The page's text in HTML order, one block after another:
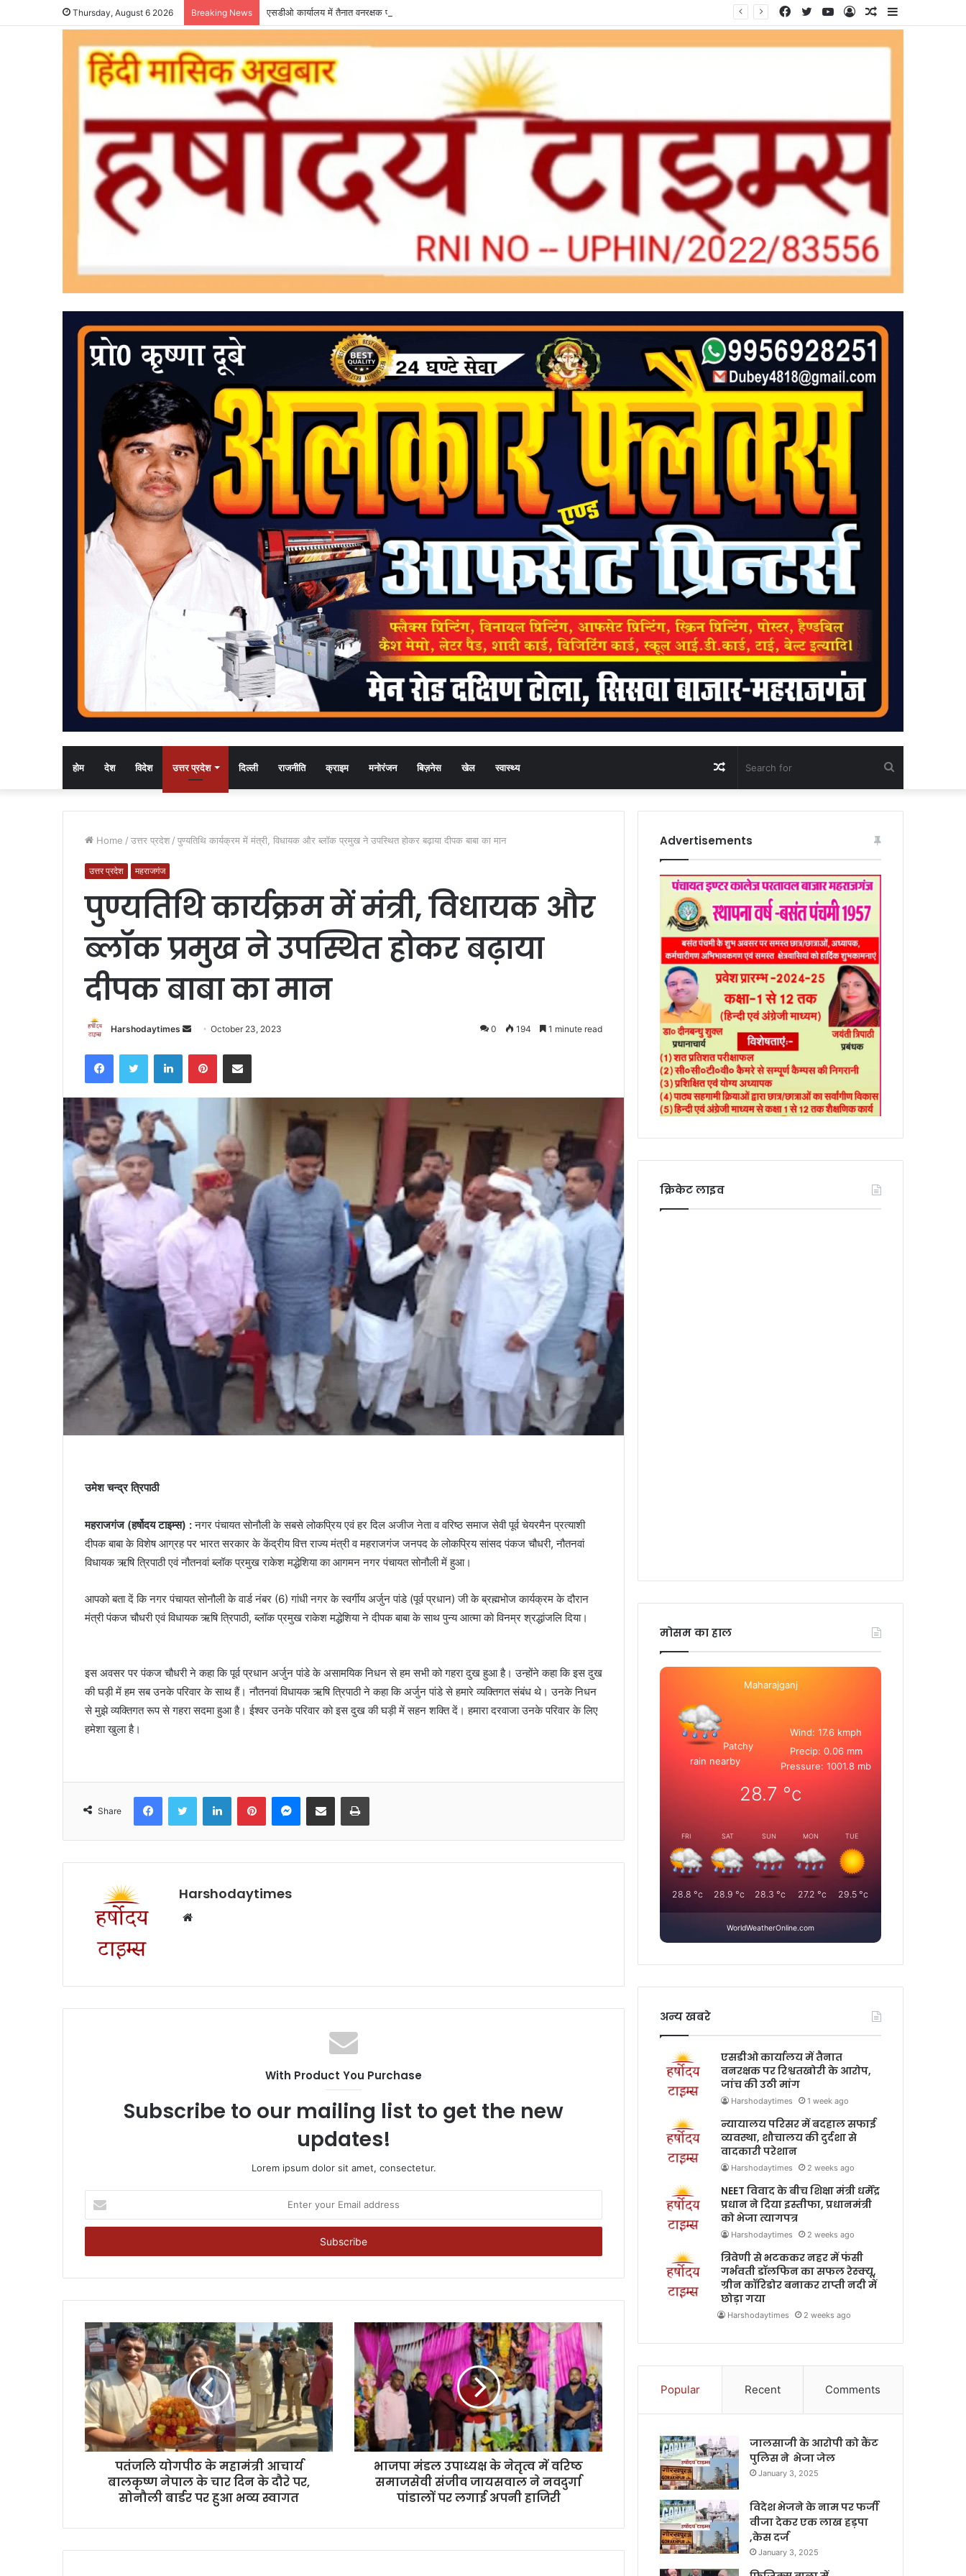
Thursday, August 6 2026 Breaking News एसडीओ कार्यालय में तैनात वनरक्षक पर रिश्वतखोरी के आरोप, जांच की उठी मांग Sidebar
Random
Log
YouTube
Twitter
Facebook
होम देश विदेश उत्तर प्रदेश दिल्ली राजनीति क्राइम मनोरंजन बिज़नेस खेल स्वास्थ्य
for
Random
Article
Home / उत्तर प्रदेश / पुण्यतिथि कार्यक्रम में मंत्री, विधायक और ब्लॉक प्रमुख ने उपस्थित होकर बढ़ाया दीपक बाबा का मान
उत्तर प्रदेश महराजगंज
पुण्यतिथि कार्यक्रम में मंत्री, विधायक और
ब्लॉक प्रमुख ने उपस्थित होकर बढ़ाया
दीपक बाबा का मान
Harshodaytimes
Send
email
October 23, 2023 0 194 1 minute read
FacebookTwitter LinkedInPinterestShare via Email
उमेश चन्द्र त्रिपाठी
महराजगंज (हर्षोदय टाइम्स) :नगर पंचायत सोनौली के सबसे लोकप्रिय एवं हर दिल अजीज नेता व‌ वरिष्ठ समाज सेवी पूर्व चेयरमैन प्रत्याशी
दीपक बाबा के विशेष आग्रह पर भारत सरकार के केंद्रीय वित्त राज्य मंत्री व महराजगंज जनपद के लोकप्रिय सांसद पंकज चौधरी, नौतनवां
विधायक ऋषि त्रिपाठी एवं नौतनवां ब्लॉक प्रमुख राकेश मद्धेशिया का आगमन नगर पंचायत सोनौली में हुआ।
आपको बता दें कि नगर पंचायत सोनौली के वार्ड नंबर (6) गांधी नगर के स्वर्गीय अर्जुन पांडे (पूर्व प्रधान) जी के ब्रह्मभोज कार्यक्रम के दौरान
मंत्री पंकज चौधरी एवं विधायक ऋषि त्रिपाठी, ब्लॉक प्रमुख राकेश मद्धेशिया ने दीपक बाबा के साथ पुन्य आत्मा को विनम्र श्रद्धांजलि दिया।
इस अवसर पर पंकज चौधरी ने कहा कि पूर्व प्रधान अर्जुन पांडे के असामयिक निधन से हम सभी को गहरा दुख हुआ है। उन्होंने कहा कि इस दुख
की घड़ी में हम सब उनके परिवार के साथ हैं। नौतनवां विधायक ऋषि त्रिपाठी ने कहा कि अर्जुन पांडे से हमारे व्यक्तिगत संबंध थे। उनके निधन
से मुझे व्यक्तिगत रूप से गहरा सदमा हुआ है। ईश्वर उनके परिवार को इस दुख की घड़ी में सहन शक्ति दें। हमारा दरवाजा उनके परिवार के लिए
हमेशा खुला है।
Share
FacebookTwitter LinkedInPinterestMessenger
Share via Email Print
Harshodaytimes
Website
With Product You Purchase
Subscribe to our mailing list to get the new
updates!
Lorem ipsum dolor sit amet, consectetur.
your
Email
पतंजलि योगपीठ के महामंत्री आचार्य
बालकृष्ण नेपाल के चार दिन के दौरे पर,
सोनौली बार्डर पर हुआ भव्य स्वागत
भाजपा मंडल उपाध्यक्ष के नेतृत्व में वरिष्ठ
समाजसेवी संजीव जायसवाल ने नवदुर्गा
पांडालों पर लगाई अपनी हाजिरी
Advertisements
क्रिकेट लाइव
मोसम का हाल
Maharajganj
Patchy
rain nearby
Wind: 17.6 kmph
Precip: 0.06 mm
Pressure: 1001.8 mb
28.7 °c
FRI
28.8 °c
SAT
28.9 °c
SUN
28.3 °c
MON
27.2 °c
TUE
29.5 °c
WorldWeatherOnline.com
अन्य खबरे
एसडीओ कार्यालय में तैनात
वनरक्षक पर रिश्वतखोरी के आरोप,
जांच की उठी मांग
Harshodaytimes 1 week ago
न्यायालय परिसर में बदहाल सफाई
व्यवस्था, शौचालय की दुर्दशा से
वादकारी परेशान
Harshodaytimes 2 weeks ago
NEET विवाद के बीच शिक्षा मंत्री धर्मेंद्र
प्रधान ने दिया इस्तीफा, प्रधानमंत्री
को भेजा त्यागपत्र
Harshodaytimes 2 weeks ago
त्रिवेणी से भटककर नहर में फंसी
गर्भवती डॉलफिन का सफल रेस्क्यू,
ग्रीन कॉरिडोर बनाकर राप्ती नदी में
छोड़ा गया
Harshodaytimes 2 weeks ago
Popular Recent Comments
जालसाजी के आरोपी को कैंट
पुलिस ने भेजा जेल
January 3, 2025
विदेश भेजने के नाम पर फर्जी
वीजा देकर एक लाख हड़पा
,केस दर्ज
January 3, 2025